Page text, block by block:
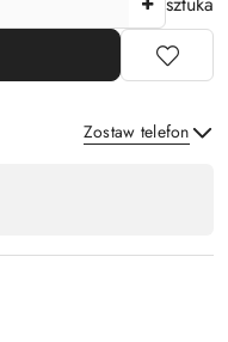
Zostaw telefon